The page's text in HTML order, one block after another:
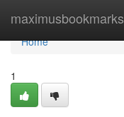
maximusbookmarks
Home
Home
1